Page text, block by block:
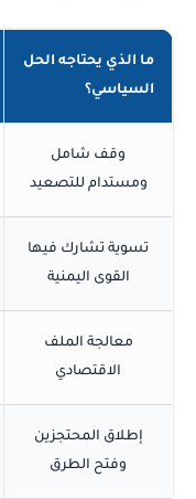
ما الذي يحتاجه الحل
السياسي؟
وقف شامل
ومستدام للتصعيد
تسوية تشارك فيها
القوى اليمنية
معالجة الملف
الاقتصادي
إطلاق المحتجزين
وفتح الطرق